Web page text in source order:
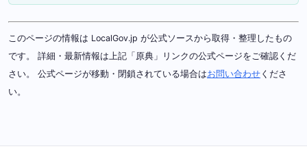
このページの情報は LocalGov.jp が公式ソースから取得・整理したもの
です。 詳細・最新情報は上記「原典」リンクの公式ページをご確認くだ
さい。 公式ページが移動・閉鎖されている場合はお問い合わせ くださ
い。